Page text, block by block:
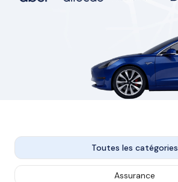
Toutes les catégories
Assurance